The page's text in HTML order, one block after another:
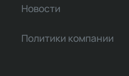
Новости
Политики компании